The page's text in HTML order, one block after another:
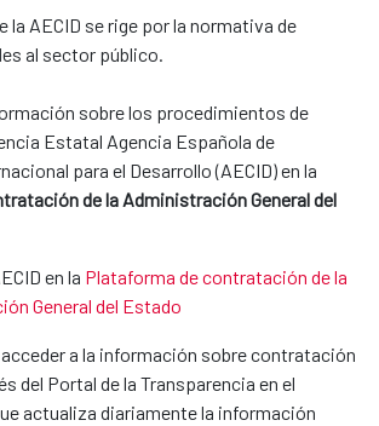
la AECID se rige por la normativa de
al sector público.
sobre los procedimientos de
Estatal Agencia Española de
para el Desarrollo (AECID) en la
de la Administración General del
en la Plataforma de contratación de la
General del Estado
a la información sobre contratación
del Portal de la Transparencia en el
actualiza diariamente la información